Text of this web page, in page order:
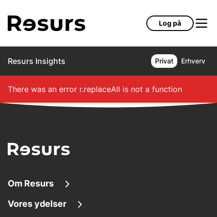
Log på
Resurs Insights Privat Erhverv
There was an error r.replaceAll is not a function
Om Resurs
Om os
Vores ydelser